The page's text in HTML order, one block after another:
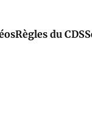
Règles du CDS